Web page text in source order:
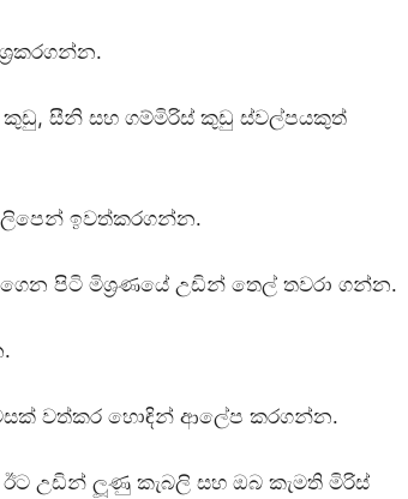
සීනි සහ ගම්මිරිස් කුඩු ස්වල්පයකුත්
ලිපෙන් ඉවත්කරගන්න.
ගෙන පිටි මිශ්‍රණයේ උඩින් තෙල් තවරා ගන්න.
වත්කර හොඳින් ආලේප කරගන්න.
උඩින් ලූණු කැබලි සහ ඔබ කැමති මිරිස්